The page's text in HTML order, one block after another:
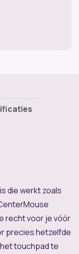
die werkt zoals
recht voor je vóór
precies hetzelfde
touchpad te